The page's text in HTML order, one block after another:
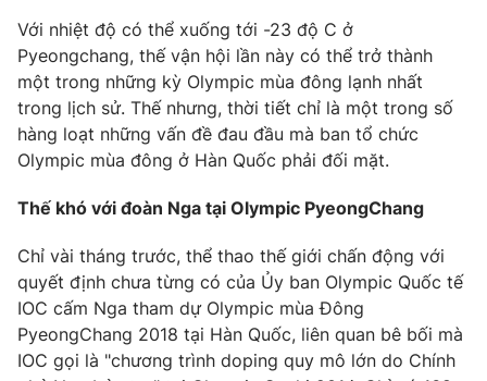
Câu chuyện quốc tế
Thị trường
Góc doanh nghiệp
Dữ liệu và đời sống
Truyền hình
Phim VTV
Hậu trường
Nhân vật
Khán giả
Giải sao mai
Giải trí
Sao
Đời sống
Du lịch
Làm đẹp
Chất lượng cuộc sống
Giáo dục
Tuyển sinh
Học trực tuyến
Công nghệ
Với nhiệt độ có thể xuống tới -23 độ C ở
Pyeongchang, thế vận hội lần này có thể trở thành
một trong những kỳ Olympic mùa đông lạnh nhất
trong lịch sử. Thế nhưng, thời tiết chỉ là một trong số
hàng loạt những vấn đề đau đầu mà ban tổ chức
Olympic mùa đông ở Hàn Quốc phải đối mặt.
Thế khó với đoàn Nga tại Olympic PyeongChang
Chỉ vài tháng trước, thể thao thế giới chấn động với
quyết định chưa từng có của Ủy ban Olympic Quốc tế
IOC cấm Nga tham dự Olympic mùa Đông
PyeongChang 2018 tại Hàn Quốc, liên quan bê bối mà
IOC gọi là "chương trình doping quy mô lớn do Chính